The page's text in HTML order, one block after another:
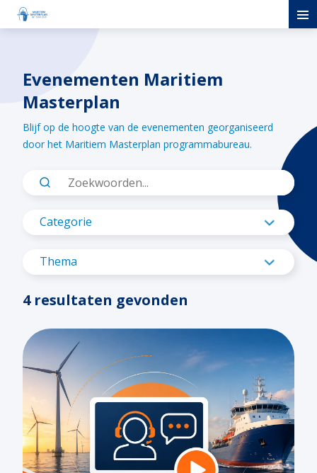
Evenementen Maritiem
Masterplan
Blijf op de hoogte van de evenementen georganiseerd
door het Maritiem Masterplan programmabureau.
Categorie
Methanol
Waterstof
Thema
Energielijnen
Digitaal samenwerken
Human Capital
4 resultaten gevonden